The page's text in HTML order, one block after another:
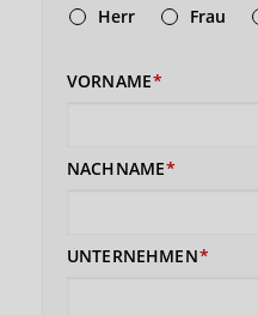
Herr
Frau
VORNAME
NACHNAME
UNTERNEHMEN